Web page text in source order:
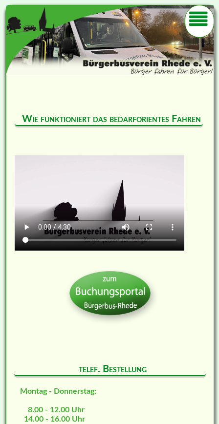
Wie funktioniert das bedarforientes Fahren
telef. Bestellung
Montag - Donnerstag:
8.00 - 12.00 Uhr
14.00 - 16.00 Uhr